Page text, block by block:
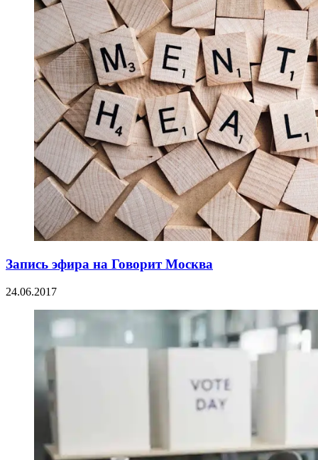
Запись эфира на Говорит Москва
24.06.2017